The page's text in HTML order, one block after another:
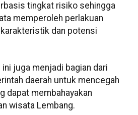
tingkat risiko sehingga
memperoleh perlakuan
dan potensi
juga menjadi bagian dari
daerah untuk mencegah
dapat membahayakan
wisata Lembang.